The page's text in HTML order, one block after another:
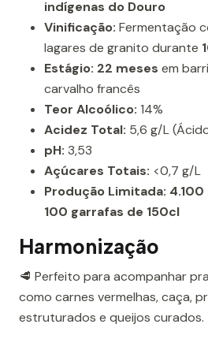
indígenas do Douro
Vinificação: Fermentação
lagares de granito durante
Estágio: 22 meses em
carvalho francês
Teor Alcoólico: 14%
Acidez Total: 5,6 g/L
pH: 3,53
Açúcares Totais: <0,7 g/L
Produção Limitada:
100 garrafas de 150cl
Harmonização
🥩 Perfeito para acompanhar
como carnes vermelhas, caça,
estruturados e queijos curados.